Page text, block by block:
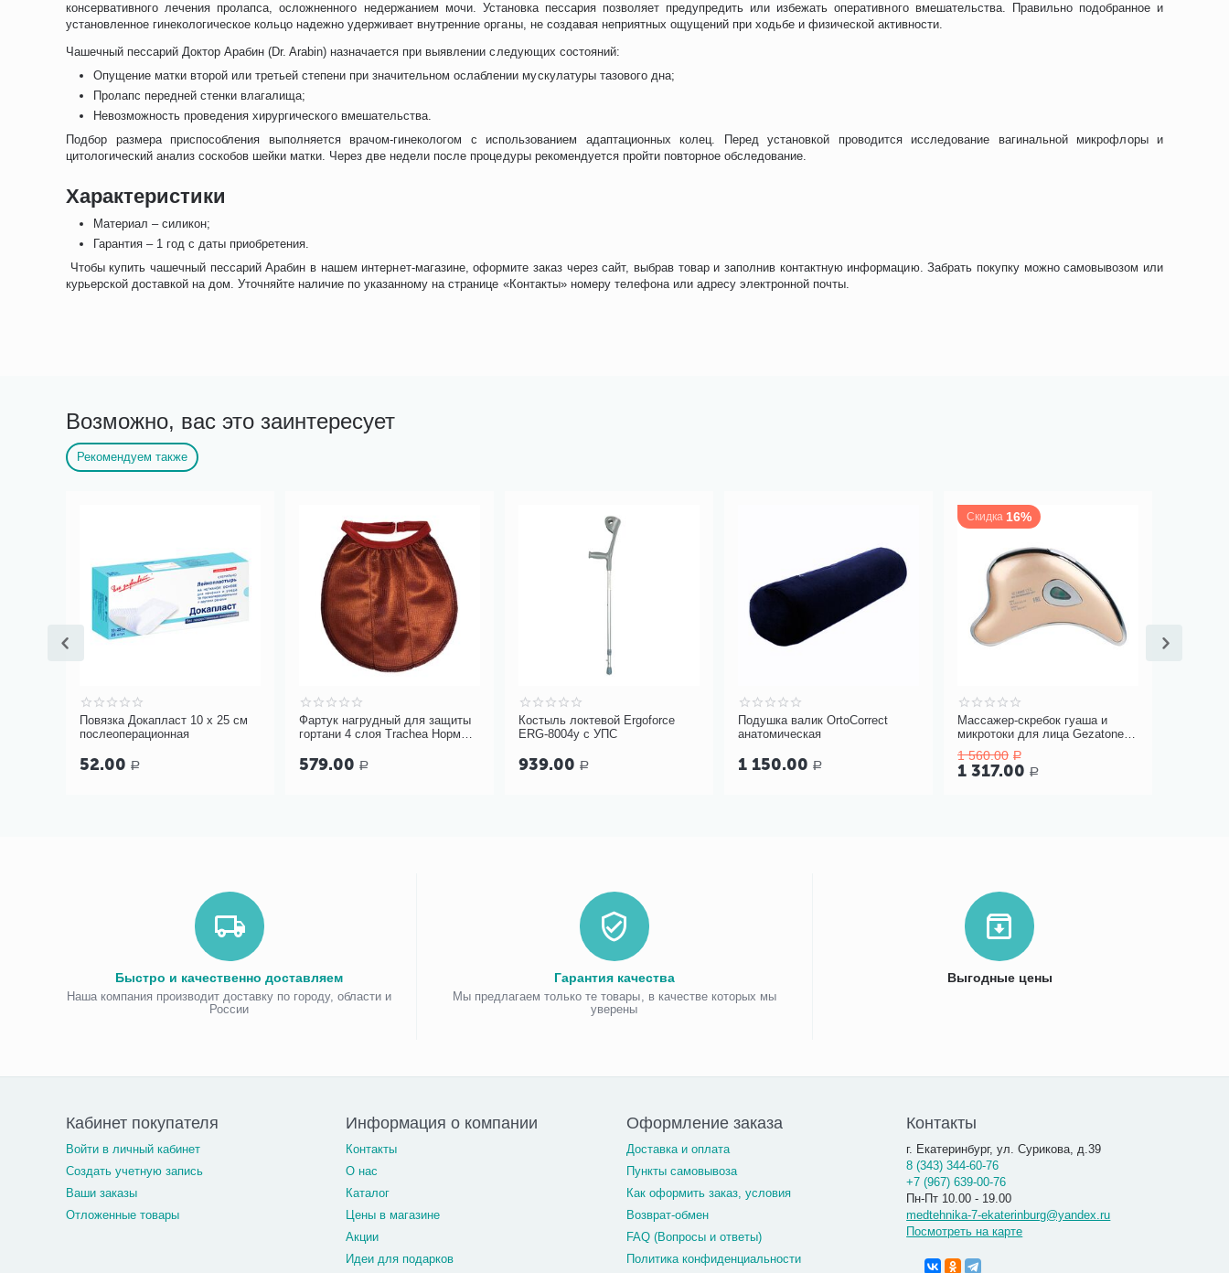
консервативного лечения пролапса, осложненного недержанием мочи. Установка пессария позволяет предупредить или избежать оперативного вмешательства. Правильно подобранное и
установленное гинекологическое кольцо надежно удерживает внутренние органы, не создавая неприятных ощущений при ходьбе и физической активности.
Чашечный пессарий Доктор Арабин (Dr. Arabin) назначается при выявлении следующих состояний:
Опущение матки второй или третьей степени при значительном ослаблении мускулатуры тазового дна;
Пролапс передней стенки влагалища;
Невозможность проведения хирургического вмешательства.
Подбор размера приспособления выполняется врачом-гинекологом с использованием адаптационных колец. Перед установкой проводится исследование вагинальной микрофлоры и
цитологический анализ соскобов шейки матки. Через две недели после процедуры рекомендуется пройти повторное обследование.
Характеристики
Материал – силикон;
Гарантия – 1 год с даты приобретения.
Чтобы купить чашечный пессарий Арабин в нашем интернет-магазине, оформите заказ через сайт, выбрав товар и заполнив контактную информацию. Забрать покупку можно самовывозом или
курьерской доставкой на дом. Уточняйте наличие по указанному на странице «Контакты» номеру телефона или адресу электронной почты.
Возможно, вас это заинтересует
Рекомендуем также
Повязка Докапласт 10 х 25 см
послеоперационная
52.00 Р
Фартук нагрудный для защиты
гортани 4 слоя Trachea Норм
579.00 Р
Костыль локтевой Ergoforce
ERG-8004у с УПС
939.00 Р
Подушка валик OrtoCorrect
анатомическая
1 150.00 Р
Скидка 16%
Массажер-скребок гуаша и
микротоки для лица Gezatone
m911
1 560.00 Р
1 317.00 Р
Быстро и качественно доставляем
Наша компания производит доставку по городу, области и
России
Гарантия качества
Мы предлагаем только те товары, в качестве которых мы
уверены
Выгодные цены
Кабинет покупателя
Войти в личный кабинет
Создать учетную запись
Ваши заказы
Отложенные товары
Информация о компании
Контакты
О нас
Каталог
Цены в магазине
Акции
Идеи для подарков
Оформление заказа
Доставка и оплата
Пункты самовывоза
Как оформить заказ, условия
Возврат-обмен
FAQ (Вопросы и ответы)
Политика конфиденциальности
Контакты
г. Екатеринбург, ул. Сурикова, д.39
8 (343) 344-60-76
+7 (967) 639-00-76
Пн-Пт 10.00 - 19.00
medtehnika-7-ekaterinburg@yandex.ru
Посмотреть на карте